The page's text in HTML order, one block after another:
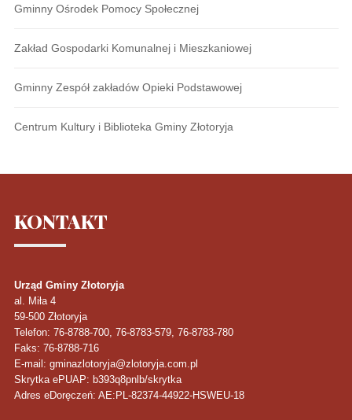
Gminny Ośrodek Pomocy Społecznej
Zakład Gospodarki Komunalnej i Mieszkaniowej
Gminny Zespół zakładów Opieki Podstawowej
Centrum Kultury i Biblioteka Gminy Złotoryja
KONTAKT
Urząd Gminy Złotoryja
al. Miła 4
59-500 Złotoryja
Telefon: 76-8788-700, 76-8783-579, 76-8783-780
Faks: 76-8788-716
E-mail: gminazlotoryja@zlotoryja.com.pl
Skrytka ePUAP: b393q8pnlb/skrytka
Adres eDoręczeń: AE:PL-82374-44922-HSWEU-18